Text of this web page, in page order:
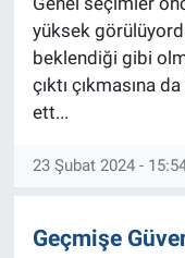
yüksek
beklendiği gibi
çıktı çıkmasına
ett...
23 Şubat 2024 -
Geçmişe